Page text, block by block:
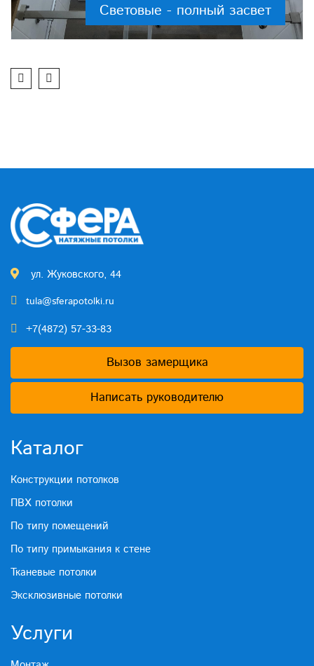
Световые - полный засвет
ул. Жуковского, 44
tula@sferapotolki.ru
+7(4872) 57-33-83
Вызов замерщика
Написать руководителю
Каталог
Конструкции потолков
ПВХ потолки
По типу помещений
По типу примыкания к стене
Тканевые потолки
Эксклюзивные потолки
Услуги